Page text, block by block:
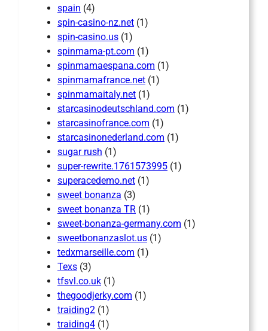
spain (4)
spin-casino-nz.net (1)
spin-casino.us (1)
spinmama-pt.com (1)
spinmamaespana.com (1)
spinmamafrance.net (1)
spinmamaitaly.net (1)
starcasinodeutschland.com (1)
starcasinofrance.com (1)
starcasinonederland.com (1)
sugar rush (1)
super-rewrite.1761573995 (1)
superacedemo.net (1)
sweet bonanza (3)
sweet bonanza TR (1)
sweet-bonanza-germany.com (1)
sweetbonanzaslot.us (1)
tedxmarseille.com (1)
Texs (3)
tfsvl.co.uk (1)
thegoodjerky.com (1)
traiding2 (1)
traiding4 (1)